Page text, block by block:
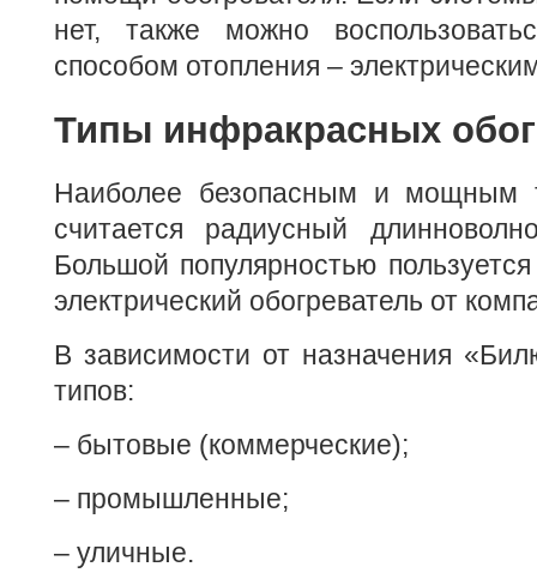
нет, также можно
способом отопления –
Типы инфракрасных
Наиболее безопасным и мощным
считается радиусный
Большой популярностью
электрический обогреватель от
В зависимости от назначения
типов:
– бытовые (коммерческие);
– промышленные;
– уличные.